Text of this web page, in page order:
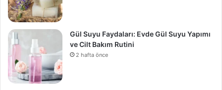
Gül Suyu Faydaları: Evde Gül Suyu Yapımı
ve Cilt Bakım Rutini
2 hafta önce